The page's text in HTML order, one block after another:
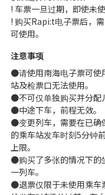
! 车票一旦过期，即使未
! 购买Rapi:t电子票后，
可使用。
注意事项
●请使用南海电子票可使
站及检票口无法使用。
●不可仅单独购买并分配
●中途下车，前程无效。
●变更列车，需要在已确
的乘车站发车时刻5分钟
上限。
●购买了多张的情况下的
一列车。
●退票仅限于未使用乘车